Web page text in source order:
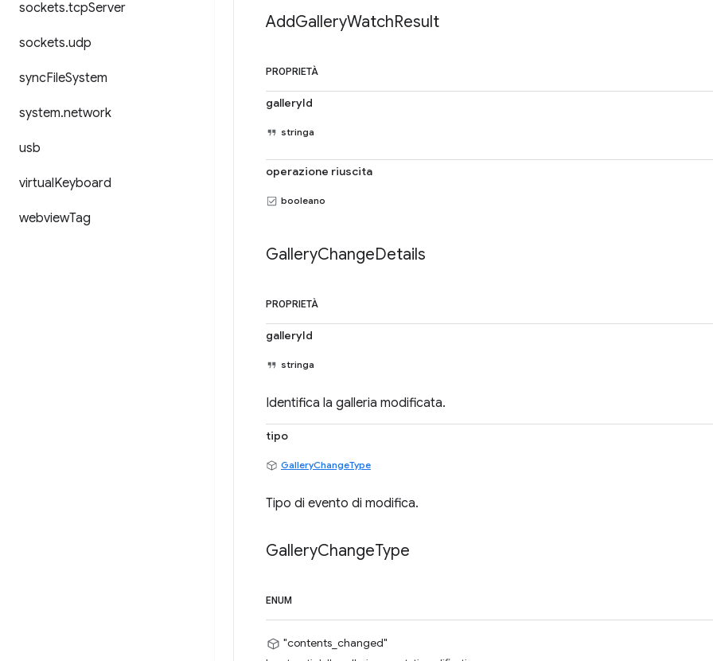
sockets.tcpServer
sockets.udp
syncFileSystem
system.network
usb
virtualKeyboard
webviewTag
AddGalleryWatchResult
PROPRIETÀ
galleryId
stringa
operazione riuscita
booleano
GalleryChangeDetails
PROPRIETÀ
galleryId
stringa
Identifica la galleria modificata.
tipo
GalleryChangeType
Tipo di evento di modifica.
GalleryChangeType
ENUM
"contents_changed"